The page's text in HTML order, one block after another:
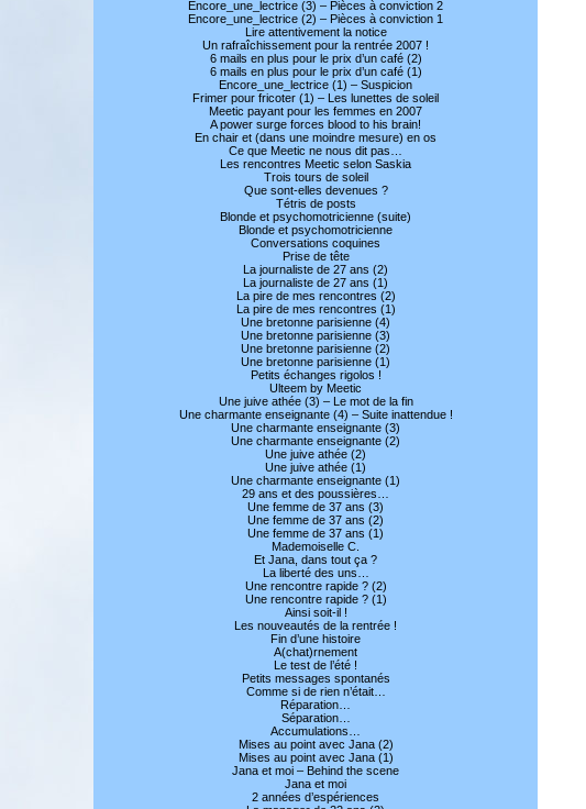
Encore_une_lectrice (3) – Pièces à conviction 2
Encore_une_lectrice (2) – Pièces à conviction 1
Lire attentivement la notice
Un rafraîchissement pour la rentrée 2007 !
6 mails en plus pour le prix d’un café (2)
6 mails en plus pour le prix d’un café (1)
Encore_une_lectrice (1) – Suspicion
Frimer pour fricoter (1) – Les lunettes de soleil
Meetic payant pour les femmes en 2007
A power surge forces blood to his brain!
En chair et (dans une moindre mesure) en os
Ce que Meetic ne nous dit pas…
Les rencontres Meetic selon Saskia
Trois tours de soleil
Que sont-elles devenues ?
Tétris de posts
Blonde et psychomotricienne (suite)
Blonde et psychomotricienne
Conversations coquines
Prise de tête
La journaliste de 27 ans (2)
La journaliste de 27 ans (1)
La pire de mes rencontres (2)
La pire de mes rencontres (1)
Une bretonne parisienne (4)
Une bretonne parisienne (3)
Une bretonne parisienne (2)
Une bretonne parisienne (1)
Petits échanges rigolos !
Ulteem by Meetic
Une juive athée (3) – Le mot de la fin
Une charmante enseignante (4) – Suite inattendue !
Une charmante enseignante (3)
Une charmante enseignante (2)
Une juive athée (2)
Une juive athée (1)
Une charmante enseignante (1)
29 ans et des poussières…
Une femme de 37 ans (3)
Une femme de 37 ans (2)
Une femme de 37 ans (1)
Mademoiselle C.
Et Jana, dans tout ça ?
La liberté des uns…
Une rencontre rapide ? (2)
Une rencontre rapide ? (1)
Ainsi soit-il !
Les nouveautés de la rentrée !
Fin d’une histoire
A(chat)rnement
Le test de l’été !
Petits messages spontanés
Comme si de rien n’était…
Réparation…
Séparation…
Accumulations…
Mises au point avec Jana (2)
Mises au point avec Jana (1)
Jana et moi – Behind the scene
Jana et moi
2 années d’espériences